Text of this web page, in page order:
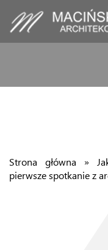
Strona główna »
pierwsze spotkanie z